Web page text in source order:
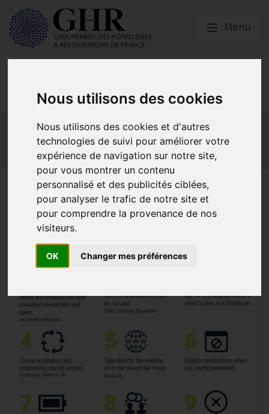
Nous utilisons des cookies
Nous utilisons des cookies et d'autres
technologies de suivi pour améliorer votre
expérience de navigation sur notre site,
pour vous montrer un contenu
personnalisé et des publicités ciblées,
pour analyser le trafic de notre site et
pour comprendre la provenance de nos
visiteurs.
OK Changer mes préférences
Menu
Actualités
Plateformes en ligne
Economie collaborative
Innovation et digitalisation
Mon Parc Num
Informatique Europe
Le numérique écologique
Informatique
23/11/2018